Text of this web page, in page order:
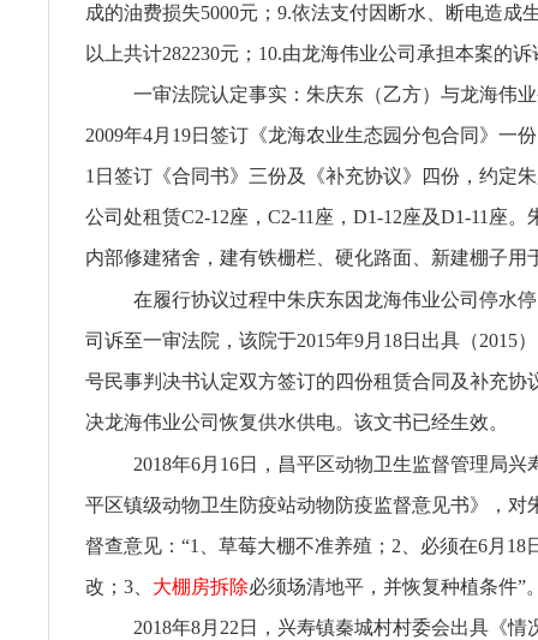
成的油费损失5000元；9.依法支付因断水、断电造成
以上共计282230元；10.由龙海伟业公司承担本案的
一审法院认定事实：朱庆东（乙方）与龙海伟
2009年4月19日签订《龙海农业生态园分包合同》一
1日签订《合同书》三份及《补充协议》四份，约定
公司处租赁C2-12座，C2-11座，D1-12座及D1-11座
内部修建猪舍，建有铁栅栏、硬化路面、新建棚子用
在履行协议过程中朱庆东因龙海伟业公司停水
司诉至一审法院，该院于2015年9月18日出具（2015
号民事判决书认定双方签订的四份租赁合同及补充协
决龙海伟业公司恢复供水供电。该文书已经生效。
2018年6月16日，昌平区动物卫生监督管理局兴
平区镇级动物卫生防疫站动物防疫监督意见书》，对
督查意见：“1、草莓大棚不准养殖；2、必须在6月18
改；3、 大棚房拆除必须场清地平，并恢复种植条件”
2018年8月22日，兴寿镇秦城村村委会出具《情